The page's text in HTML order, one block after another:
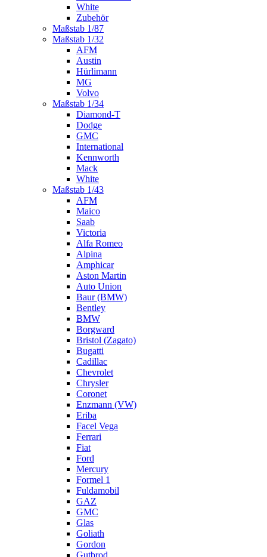
White
Zubehör
Maßstab 1/87
Maßstab 1/32
AFM
Austin
Hürlimann
MG
Volvo
Maßstab 1/34
Diamond-T
Dodge
GMC
International
Kennworth
Mack
White
Maßstab 1/43
AFM
Maico
Saab
Victoria
Alfa Romeo
Alpina
Amphicar
Aston Martin
Auto Union
Baur (BMW)
Bentley
BMW
Borgward
Bristol (Zagato)
Bugatti
Cadillac
Chevrolet
Chrysler
Coronet
Enzmann (VW)
Eriba
Facel Vega
Ferrari
Fiat
Ford
Mercury
Formel 1
Fuldamobil
GAZ
GMC
Glas
Goliath
Gordon
Gutbrod